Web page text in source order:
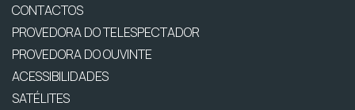
CONTACTOS
PROVEDORA DO TELESPECTADOR
PROVEDORA DO OUVINTE
ACESSIBILIDADES
SATÉLITES